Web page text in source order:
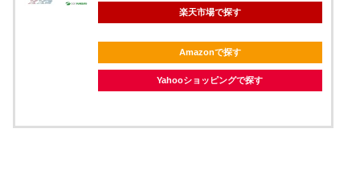
楽天市場で探す
Amazonで探す
Yahooショッピングで探す